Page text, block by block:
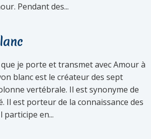
Pendant des...
je porte et transmet avec Amour à
blanc est le créateur des sept
vertébrale. Il est synonyme de
Il est porteur de la connaissance des
participe en...